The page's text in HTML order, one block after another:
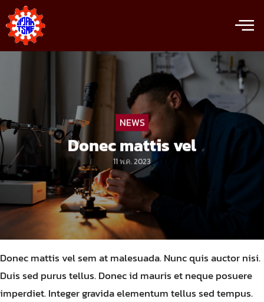
NEWS
Donec mattis vel
11 พ.ค. 2023
Donec mattis vel sem at malesuada. Nunc quis auctor nisi.
Duis sed purus tellus. Donec id mauris et neque posuere
imperdiet. Integer gravida elementum tellus sed tempus.